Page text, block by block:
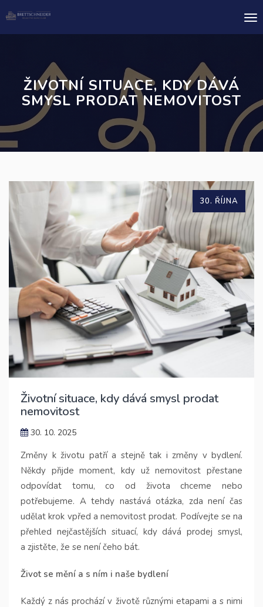
ŽIVOTNÍ SITUACE, KDY DÁVÁ
SMYSL PRODAT NEMOVITOST
Životní situace, kdy dává smysl prodat
nemovitost
30. 10. 2025
30. ŘÍJNA
Změny k životu patří a stejně tak i změny v bydlení.
Někdy přijde moment, kdy už nemovitost přestane
odpovídat tomu, co od života chceme nebo
potřebujeme. A tehdy nastává otázka, zda není čas
udělat krok vpřed a nemovitost prodat. Podívejte se na
přehled nejčastějších situací, kdy dává prodej smysl,
a zjistěte, že se není čeho bát.
Život se mění a s ním i naše bydlení
Každý z nás prochází v životě různými etapami a s nimi